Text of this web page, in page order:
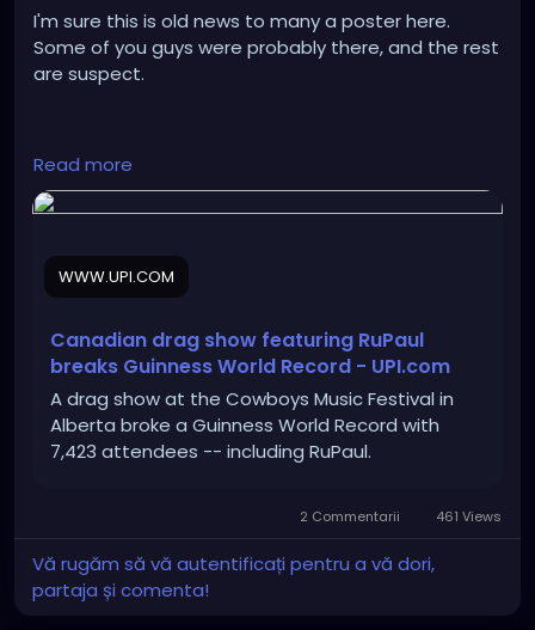
I'm sure this is old news to many a poster here.
Some of you guys were probably there, and the rest
are suspect.
https://www.upi.com/Odd_News/2026/07/30/canad
a-Guinness-World-Records-largest-attendance-
drag-show/3201785430049/
Read more
WWW.UPI.COM
Canadian drag show featuring RuPaul
breaks Guinness World Record - UPI.com
A drag show at the Cowboys Music Festival in
Alberta broke a Guinness World Record with
7,423 attendees -- including RuPaul.
2 Commentarii 461 Views
Vă rugăm să vă autentificați pentru a vă dori,
partaja și comenta!